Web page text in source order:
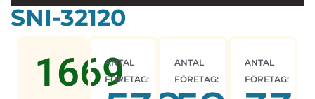
SNI-32120
1669
ANTAL
FÖRETAG:
ANTAL
FÖRETAG:
ANTAL
FÖRETAG: